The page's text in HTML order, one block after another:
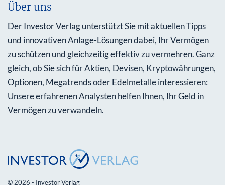
Über uns
Der Investor Verlag unterstützt Sie mit aktuellen Tipps
und innovativen Anlage-Lösungen dabei, Ihr Vermögen
zu schützen und gleichzeitig effektiv zu vermehren. Ganz
gleich, ob Sie sich für Aktien, Devisen, Kryptowährungen,
Optionen, Megatrends oder Edelmetalle interessieren:
Unsere erfahrenen Analysten helfen Ihnen, Ihr Geld in
Vermögen zu verwandeln.
© 2026 - Investor Verlag